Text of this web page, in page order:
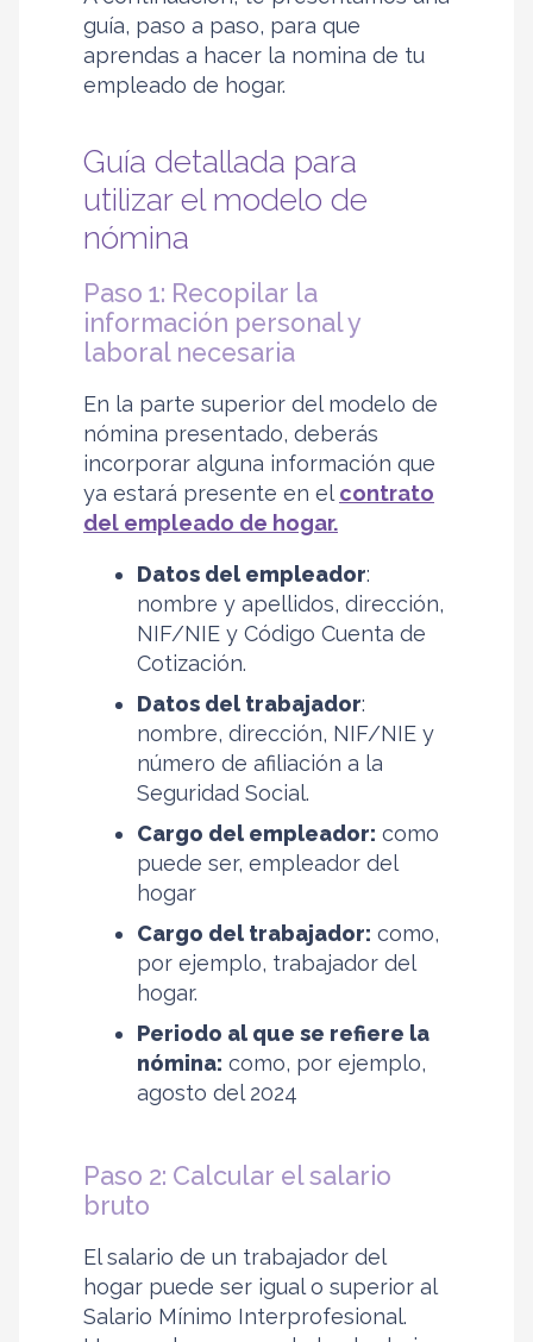
guía, paso a paso, para que
aprendas a hacer la nomina de tu
empleado de hogar.
Guía detallada para
utilizar el modelo de
nómina
Paso 1: Recopilar la
información personal y
laboral necesaria
En la parte superior del modelo de
nómina presentado, deberás
incorporar alguna información que
ya estará presente en el contrato
del empleado de hogar.
Datos del empleador:
nombre y apellidos, dirección,
NIF/NIE y Código Cuenta de
Cotización.
Datos del trabajador:
nombre, dirección, NIF/NIE y
número de afiliación a la
Seguridad Social.
Cargo del empleador: como
puede ser, empleador del
hogar
Cargo del trabajador: como,
por ejemplo, trabajador del
hogar.
Periodo al que se refiere la
nómina: como, por ejemplo,
agosto del 2024
Paso 2: Calcular el salario
bruto
El salario de un trabajador del
hogar puede ser igual o superior al
Salario Mínimo Interprofesional.